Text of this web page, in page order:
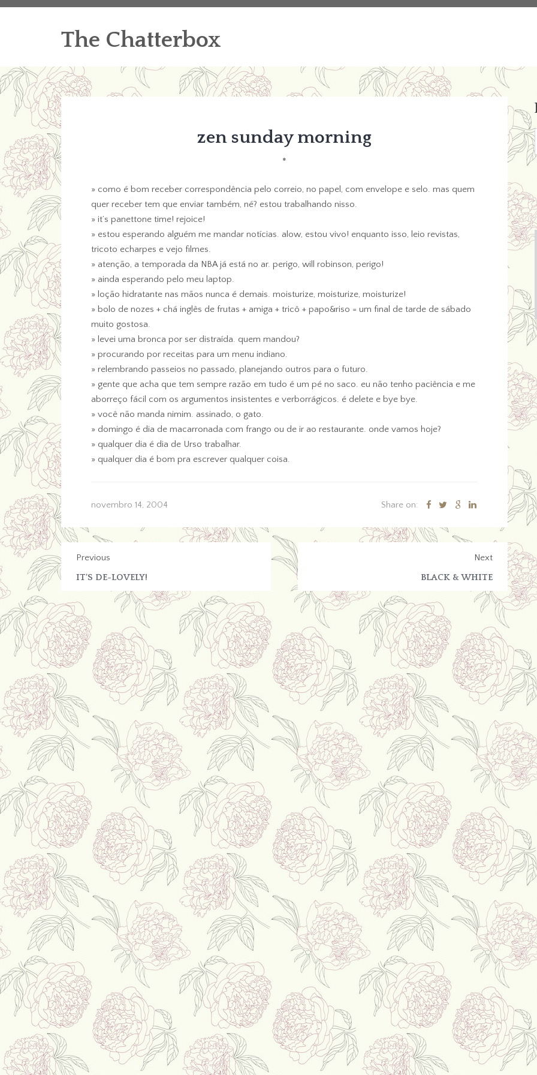
The Chatterbox
zen sunday morning
*
» como é bom receber correspondência pelo correio, no papel, com envelope e selo. mas quem
quer receber tem que enviar também, né? estou trabalhando nisso.
» it’s panettone time! rejoice!
» estou esperando alguém me mandar notícias. alow, estou vivo! enquanto isso, leio revistas,
tricoto echarpes e vejo filmes.
» atenção, a temporada da NBA já está no ar. perigo, will robinson, perigo!
» ainda esperando pelo meu laptop.
» loção hidratante nas mãos nunca é demais. moisturize, moisturize, moisturize!
» bolo de nozes + chá inglês de frutas + amiga + tricô + papo&riso = um final de tarde de sábado
muito gostosa.
» levei uma bronca por ser distraída. quem mandou?
» procurando por receitas para um menu indiano.
» relembrando passeios no passado, planejando outros para o futuro.
» gente que acha que tem sempre razão em tudo é um pé no saco. eu não tenho paciência e me
aborreço fácil com os argumentos insistentes e verborrágicos. é delete e bye bye.
» você não manda nimim. assinado, o gato.
» domingo é dia de macarronada com frango ou de ir ao restaurante. onde vamos hoje?
» qualquer dia é dia de Urso trabalhar.
» qualquer dia é bom pra escrever qualquer coisa.
novembro 14, 2004 Share on:
Previous
IT’S DE-LOVELY!
Next
BLACK & WHITE